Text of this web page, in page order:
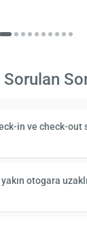
Sorulan
in ve check-out
otogara